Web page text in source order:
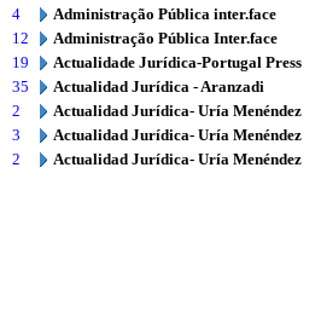
4
Administração Pública inter.face
12
Administração Pública Inter.face
19
Actualidade Jurídica-Portugal Press
35
Actualidad Jurídica - Aranzadi
2
Actualidad Jurídica- Uría Menéndez
3
Actualidad Jurídica- Uría Menéndez
2
Actualidad Jurídica- Uría Menéndez